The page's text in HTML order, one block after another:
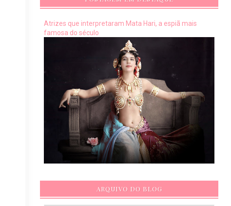
Atrizes que interpretaram Mata Hari, a espiã mais
famosa do século
ARQUIVO DO BLOG